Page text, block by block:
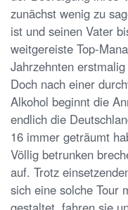
zunächst wenig zu
ist und seinen Vater
weitgereiste Top-
Jahrzehnten
Doch nach einer
Alkohol beginnt die
endlich die
16 immer geträumt
Völlig betrunken
auf. Trotz
sich eine solche Tour